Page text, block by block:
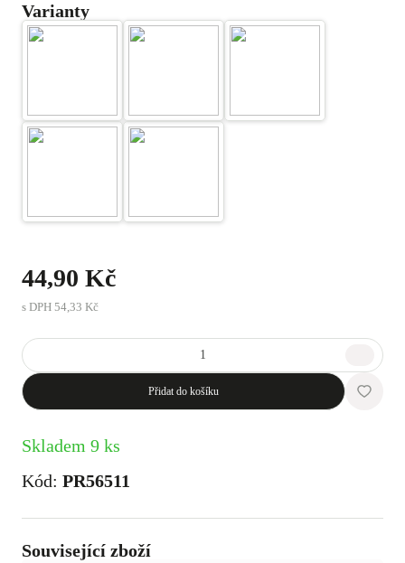
Varianty
44,90 Kč
s DPH 54,33 Kč
Přidat do košíku
Skladem 9 ks
Kód: PR56511
Související zboží